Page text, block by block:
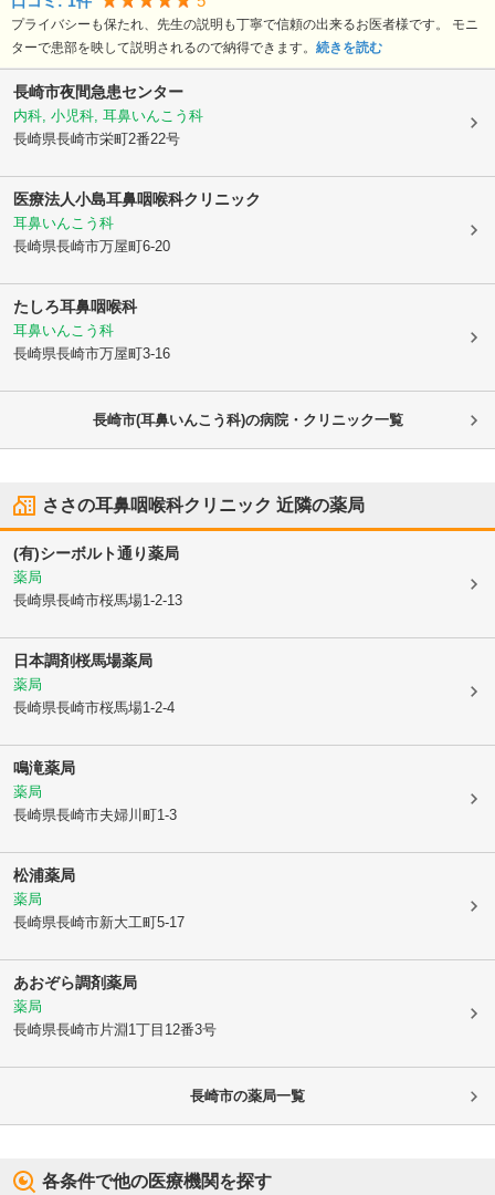
プライバシーも保たれ、先生の説明も丁寧で信頼の出来るお医者様です。 モニ
ターで患部を映して説明されるので納得できます。 続きを読む
長崎市夜間急患センター
内科, 小児科, 耳鼻いんこう科
長崎県長崎市栄町2番22号
医療法人小島耳鼻咽喉科クリニック
耳鼻いんこう科
長崎県長崎市万屋町6-20
たしろ耳鼻咽喉科
耳鼻いんこう科
長崎県長崎市万屋町3-16
長崎市(耳鼻いんこう科)の病院・クリニック一覧
ささの耳鼻咽喉科クリニック 近隣の薬局
(有)シーボルト通り薬局
薬局
長崎県長崎市桜馬場1-2-13
日本調剤桜馬場薬局
薬局
長崎県長崎市桜馬場1-2-4
鳴滝薬局
薬局
長崎県長崎市夫婦川町1-3
松浦薬局
薬局
長崎県長崎市新大工町5-17
あおぞら調剤薬局
薬局
長崎県長崎市片淵1丁目12番3号
長崎市の薬局一覧
各条件で他の医療機関を探す